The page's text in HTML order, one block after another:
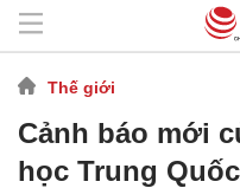
Thế giới
Cảnh báo mới
học Trung